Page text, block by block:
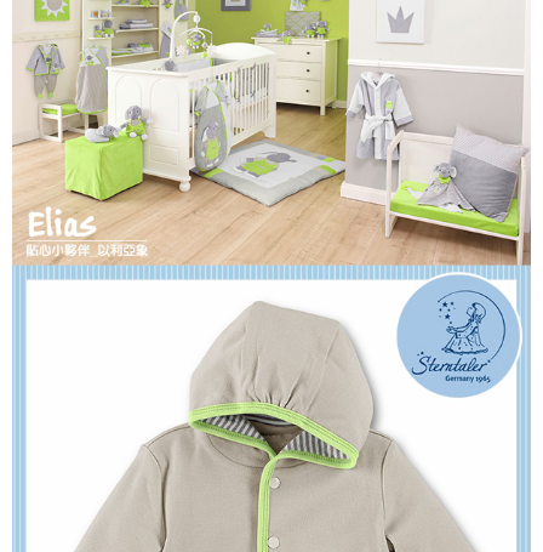
【注意事項】
１．透過由恩沛科技股份有限公司提供之「AFTEE先享後付」服務完成之交
易，需依本服務之必要範圍內提供個人資料，並將交易相關給付款項請求債
權轉讓予恩沛科技股份有限公司。
２．關於個人資料處理事宜，請瀏覽以下網址：
https://aftee.tw/terms/#terms3
３．未成年的使用者請事先徵得法定代理人或監護人之同意方可使用
「AFTEE先享後付」，若未經同意申辦者引起之損失，本公司不負相關責
任。
４．使用「AFTEE先享後付」時，將依據個別帳號之用戶狀況，依本公司即
時審查核予不同之上限額度；若仍有額度不足之情形，本公司將視審查結果
請求用戶進行身份認證。
５．嚴禁一人註冊多個帳號或使用他人資訊註冊。若發現惡意使用之情形，
恩沛科技股份有限公司將有權停止該用戶之使用額度並採取法律行動。